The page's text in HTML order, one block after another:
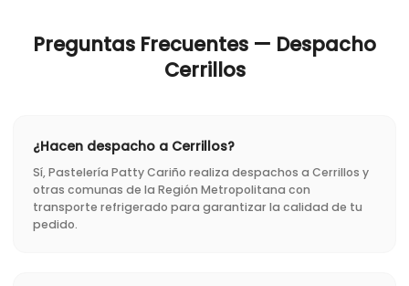
Preguntas Frecuentes — Despacho
Cerrillos
¿Hacen despacho a Cerrillos?
Sí, Pastelería Patty Cariño realiza despachos a Cerrillos y
otras comunas de la Región Metropolitana con
transporte refrigerado para garantizar la calidad de tu
pedido.